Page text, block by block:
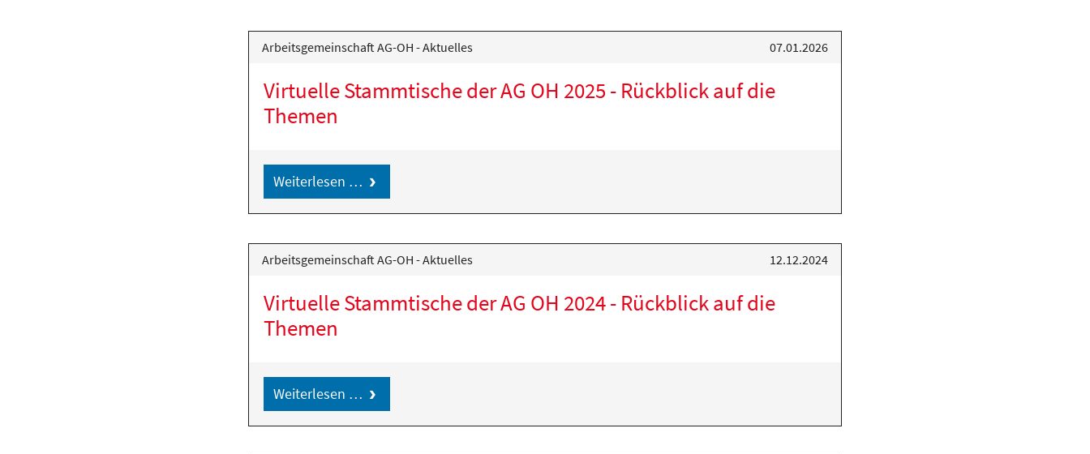
Arbeitsgemeinschaft AG-OH - Aktuelles 07.01.2026
Virtuelle Stammtische der AG OH 2025 - Rückblick auf die
Themen
Weiterlesen …
Arbeitsgemeinschaft AG-OH - Aktuelles 12.12.2024
Virtuelle Stammtische der AG OH 2024 - Rückblick auf die
Themen
Weiterlesen …